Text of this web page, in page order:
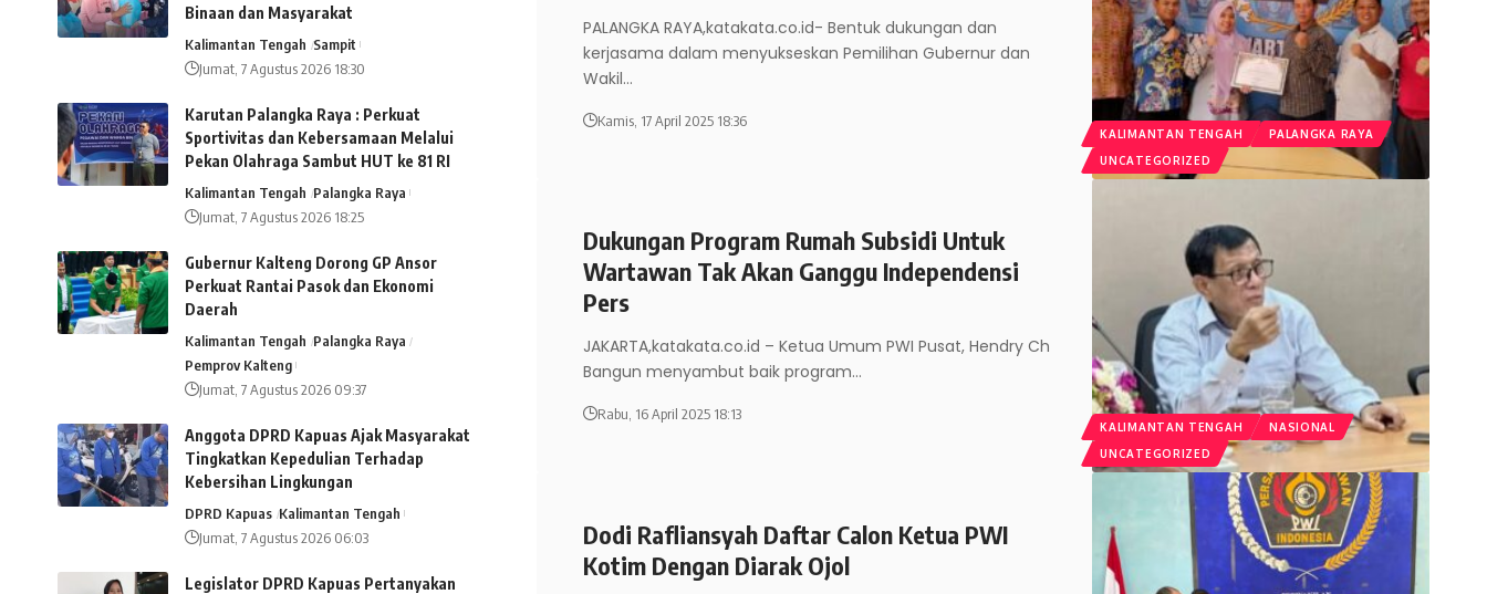
KALIMANTAN TENGAH
PALANGKA RAYA
UNCATEGORIZED
PALANGKA RAYA,katakata.co.id- Bentuk dukungan dan
kerjasama dalam menyukseskan Pemilihan Gubernur dan
Wakil…
Kamis, 17 April 2025 18:36
KALIMANTAN TENGAH
NASIONAL
UNCATEGORIZED
Dukungan Program Rumah Subsidi Untuk
Wartawan Tak Akan Ganggu Independensi
Pers
JAKARTA,katakata.co.id – Ketua Umum PWI Pusat, Hendry Ch
Bangun menyambut baik program…
Rabu, 16 April 2025 18:13
Dodi Rafliansyah Daftar Calon Ketua PWI
Kotim Dengan Diarak Ojol
Binaan dan Masyarakat
Kalimantan Tengah Sampit
Jumat, 7 Agustus 2026 18:30
Karutan Palangka Raya : Perkuat
Sportivitas dan Kebersamaan Melalui
Pekan Olahraga Sambut HUT ke 81 RI
Kalimantan Tengah Palangka Raya
Jumat, 7 Agustus 2026 18:25
Gubernur Kalteng Dorong GP Ansor
Perkuat Rantai Pasok dan Ekonomi
Daerah
Kalimantan Tengah Palangka Raya
Pemprov Kalteng
Jumat, 7 Agustus 2026 09:37
Anggota DPRD Kapuas Ajak Masyarakat
Tingkatkan Kepedulian Terhadap
Kebersihan Lingkungan
DPRD Kapuas Kalimantan Tengah
Jumat, 7 Agustus 2026 06:03
Legislator DPRD Kapuas Pertanyakan